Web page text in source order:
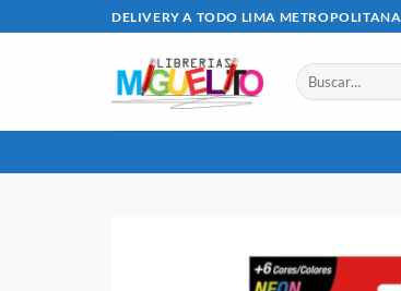
al
DELIVERY A TODO LIMA METROPOLITANA
Buscar
por: